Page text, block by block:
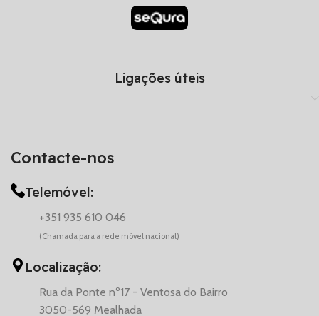
Contacte-nos
Telemóvel:
+351 935 610 046
(Chamada para a rede móvel nacional)
Localização:
Rua da Ponte nº17 - Ventosa do Bairro
3050-569 Mealhada
Ligações úteis